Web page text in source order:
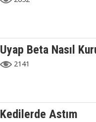
Uyap Beta Nasıl
2141
Kedilerde Astım